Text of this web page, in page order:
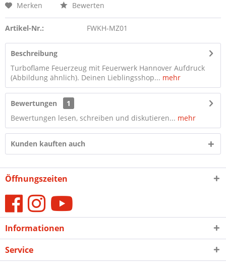
Merken Bewerten
Artikel-Nr.: FWKH-MZ01
Beschreibung
Turboflame Feuerzeug mit Feuerwerk Hannover Aufdruck
(Abbildung ähnlich). Deinen Lieblingsshop... mehr
Bewertungen
1
Bewertungen lesen, schreiben und diskutieren... mehr
Kunden kauften auch
Öffnungszeiten
Informationen
Service